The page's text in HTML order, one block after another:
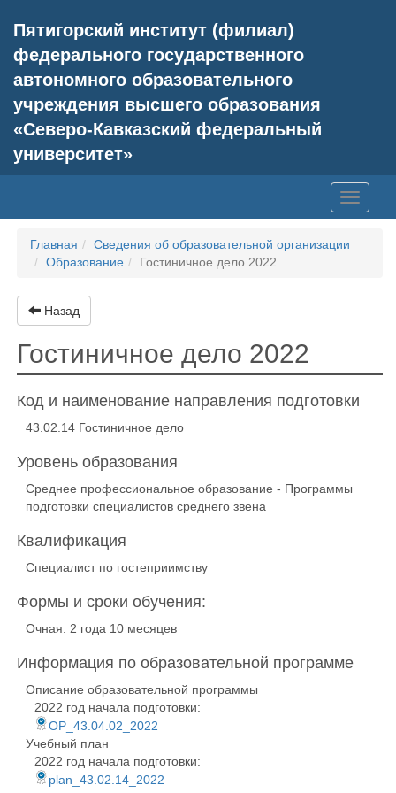
Пятигорский институт (филиал)
федерального государственного
автономного образовательного
учреждения высшего образования
«Северо-Кавказский федеральный
университет»
Toggle
Главная
Сведения об образовательной организации
Образование
Гостиничное дело 2022
Назад
Гостиничное дело 2022
Код и наименование направления подготовки
43.02.14 Гостиничное дело
Уровень образования
Среднее профессиональное образование - Программы
подготовки специалистов среднего звена
Квалификация
Специалист по гостеприимству
Формы и сроки обучения:
Очная: 2 года 10 месяцев
Информация по образовательной программе
Описание образовательной программы
2022 год начала подготовки:
OP_43.04.02_2022
Учебный план
2022 год начала подготовки:
plan_43.02.14_2022